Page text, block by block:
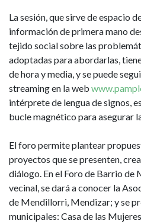
La sesión, que sirve de espacio
información de primera mano
tejido social sobre las
adoptadas para abordarlas,
de hora y media, y se puede
streaming en la web
intérprete de lengua de signos,
bucle magnético para asegurar
El foro permite plantear
proyectos que se presenten,
diálogo. En el Foro de Barrio
vecinal, se dará a conocer la
de Mendillorri, Mendizar; y se
municipales: Casa de las